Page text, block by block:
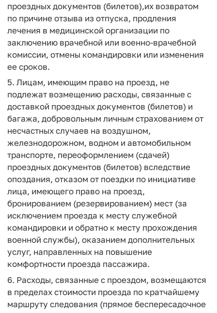
проездных документов (билетов),их возвратом
по причине отзыва из отпуска, продления
лечения в медицинской организации по
заключению врачебной или военно-врачебной
комиссии, отмены командировки или изменения
ее сроков.
5. Лицам, имеющим право на проезд, не
подлежат возмещению расходы, связанные с
доставкой проездных документов (билетов) и
багажа, добровольным личным страхованием от
несчастных случаев на воздушном,
железнодорожном, водном и автомобильном
транспорте, переоформлением (сдачей)
проездных документов (билетов) вследствие
опоздания, отказом от поездки по инициативе
лица, имеющего право на проезд,
бронированием (резервированием) мест (за
исключением проезда к месту служебной
командировки и обратно к месту прохождения
военной службы), оказанием дополнительных
услуг, направленных на повышение
комфортности проезда пассажира.
6. Расходы, связанные с проездом, возмещаются
в пределах стоимости проезда по кратчайшему
маршруту следования (прямое беспересадочное